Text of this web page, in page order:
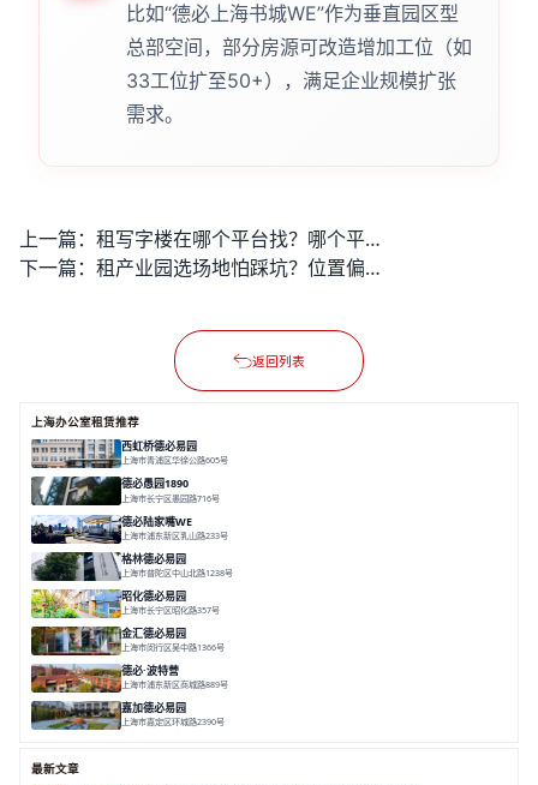
比如“德必上海书城WE”作为垂直园区型
总部空间，部分房源可改造增加工位（如
33工位扩至50+），满足企业规模扩张
需求。
上一篇：
租写字楼在哪个平台找？哪个平台房源真实、找房更高效？
下一篇：
租产业园选场地怕踩坑？位置偏配套差影响企业发展吗？
返回列表
上海办公室租赁推荐
西虹桥德必易园
上海市青浦区华徐公路605号
德必愚园1890
上海市长宁区愚园路716号
德必陆家嘴WE
上海市浦东新区乳山路233号
格林德必易园
上海市普陀区中山北路1238号
昭化德必易园
上海市长宁区昭化路357号
金汇德必易园
上海市闵行区吴中路1366号
德必·波特营
上海市浦东新区商城路889号
嘉加德必易园
上海市嘉定区环城路2390号
最新文章